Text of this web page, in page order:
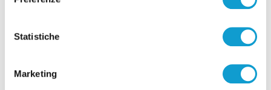
Statistiche
Marketing